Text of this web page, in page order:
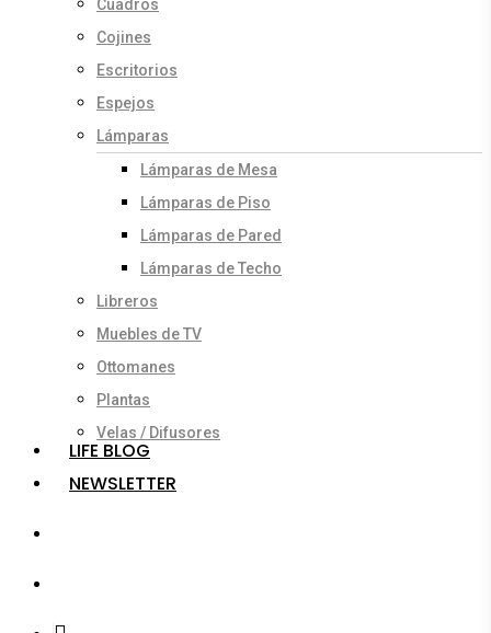
Cuadros
Cojines
Escritorios
Espejos
Lámparas
Lámparas de Mesa
Lámparas de Piso
Lámparas de Pared
Lámparas de Techo
Libreros
Muebles de TV
Ottomanes
Plantas
Velas / Difusores
LIFE BLOG
NEWSLETTER